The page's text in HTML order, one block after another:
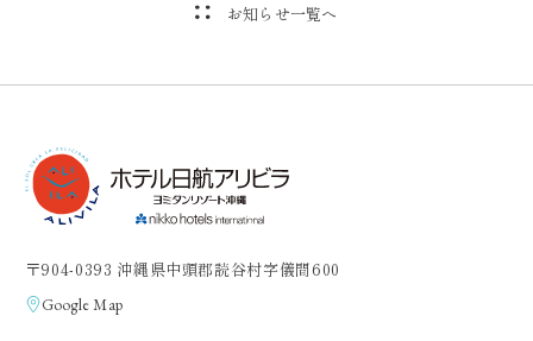
お知らせ一覧へ
〒904-0393 沖縄県中頭郡読谷村字儀間600
Google Map